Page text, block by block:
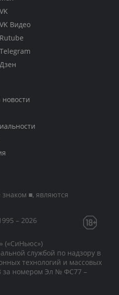
VK
VK Видео
Rutube
Telegram
Дзен
■, являются
– 2026
(«СиНьюс»)
службой по надзору в
технологий и массовых
за номером Эл № ФС77 –